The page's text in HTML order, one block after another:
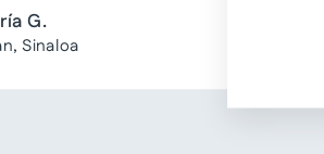
G.
Sinaloa